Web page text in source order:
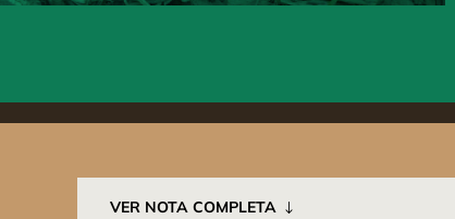
VER NOTA COMPLETA